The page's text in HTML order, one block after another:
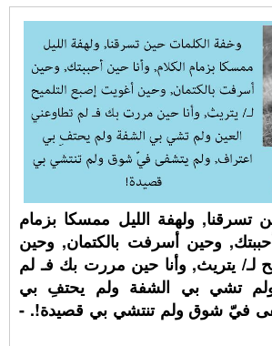
تسرقنا, ولهفة الليل ممسكا بزمام
وحين أسرفت بالكتمان, وحين
لـ/ يتريث, وأنا حين مررت بك فـ لم
ولم تشي بي الشفة ولم يحتفِ بي
فيّ شوق ولم تنتشي بي قصيدة!. -